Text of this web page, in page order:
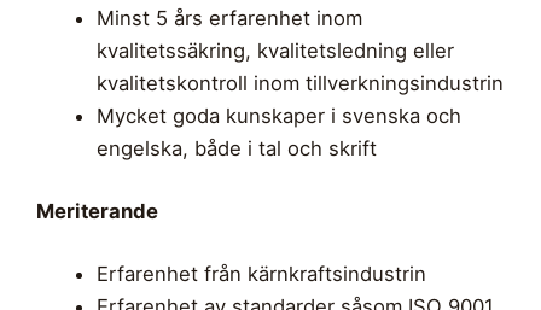
Minst 5 års erfarenhet inom
kvalitetssäkring, kvalitetsledning eller
kvalitetskontroll inom tillverkningsindustrin
Mycket goda kunskaper i svenska och
engelska, både i tal och skrift
Meriterande
Erfarenhet från kärnkraftsindustrin